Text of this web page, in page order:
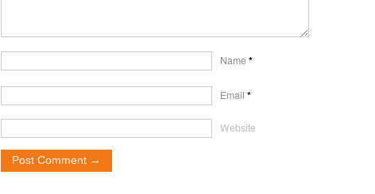
Name*
Email *
Website